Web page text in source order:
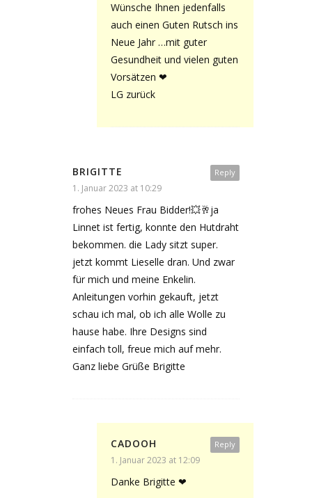
Wünsche Ihnen jedenfalls
auch einen Guten Rutsch ins
Neue Jahr …mit guter
Gesundheit und vielen guten
Vorsätzen ❤
LG zurück
Reply
BRIGITTE
1. Januar 2023 at 10:29
frohes Neues Frau Bidder!💥🥂ja
Linnet ist fertig, konnte den Hutdraht
bekommen. die Lady sitzt super.
jetzt kommt Lieselle dran. Und zwar
für mich und meine Enkelin.
Anleitungen vorhin gekauft, jetzt
schau ich mal, ob ich alle Wolle zu
hause habe. Ihre Designs sind
einfach toll, freue mich auf mehr.
Ganz liebe Grüße Brigitte
Reply
CADOOH
1. Januar 2023 at 12:09
Danke Brigitte ❤